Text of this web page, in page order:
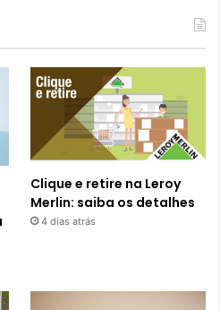
Clique e retire na Leroy
Merlin: saiba os detalhes
4 dias atrás